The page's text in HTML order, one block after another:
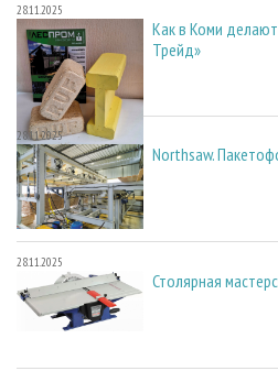
28.11.2025
Как в Коми
Трейд»
28.11.2025
Northsaw.
28.11.2025
Столярная